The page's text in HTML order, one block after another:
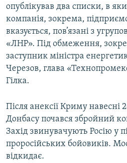
опублікував два списки, в
компанія, зокрема,
вказується, пов’язані з
«ЛНР». Під обмеження,
заступник міністра
Черезов, глава
Гілка.
Після анексії Криму навесні
Донбасу почався збройний
Захід звинувачують Росію у
проросійських бойовиків.
відкидає.